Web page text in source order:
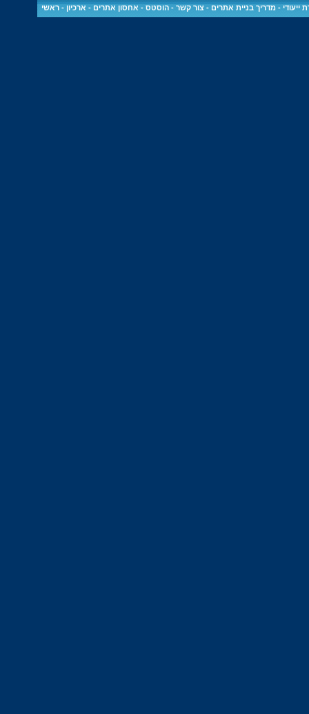
ייעודי -מדריך בניית אתרים -צור קשר -הוסטס - אחסון אתרים - ארכיון -ראשי